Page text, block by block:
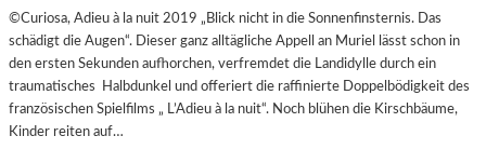
©Curiosa, Adieu à la nuit 2019 „Blick nicht in die Sonnenfinsternis. Das
schädigt die Augen“. Dieser ganz alltägliche Appell an Muriel lässt schon in
den ersten Sekunden aufhorchen, verfremdet die Landidylle durch ein
traumatisches Halbdunkel und offeriert die raffinierte Doppelbödigkeit des
französischen Spielfilms „ L’Adieu à la nuit“. Noch blühen die Kirschbäume,
Kinder reiten auf…